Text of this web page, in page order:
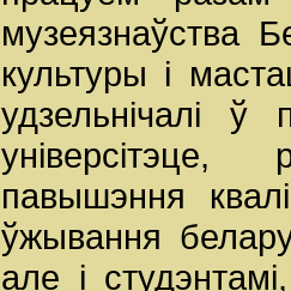
музеязнаўства
культуры і
удзельнічалі
павышэння
ўжывання
але і